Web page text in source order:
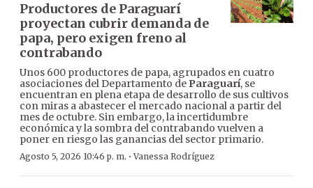
Productores de Paraguarí
proyectan cubrir demanda de
papa, pero exigen freno al
contrabando
Unos 600 productores de papa, agrupados en cuatro
asociaciones del Departamento de Paraguarí, se
encuentran en plena etapa de desarrollo de sus cultivos
con miras a abastecer el mercado nacional a partir del
mes de octubre. Sin embargo, la incertidumbre
económica y la sombra del contrabando vuelven a
poner en riesgo las ganancias del sector primario.
Agosto 5, 2026 10:46 p. m. ·Vanessa Rodríguez